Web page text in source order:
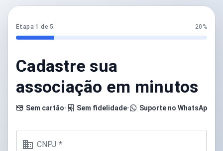
Etapa 1 de 5 20%
Cadastre sua
associação em minutos
Sem cartão• Sem fidelidade• Suporte no WhatsApp
CNPJ *